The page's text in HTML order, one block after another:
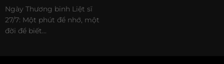
Ngày Thương binh Liệt sĩ
27/7: Một phút để nhớ, một
đời để biết...